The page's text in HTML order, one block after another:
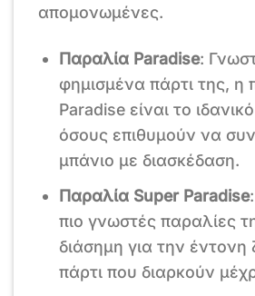
απομονωμένες.
Παραλία Paradise:
φημισμένα πάρτι της, η
Paradise είναι το
όσους επιθυμούν να
μπάνιο με διασκέδαση.
Παραλία Super Paradise
πιο γνωστές παραλίες
διάσημη για την έντονη
πάρτι που διαρκούν